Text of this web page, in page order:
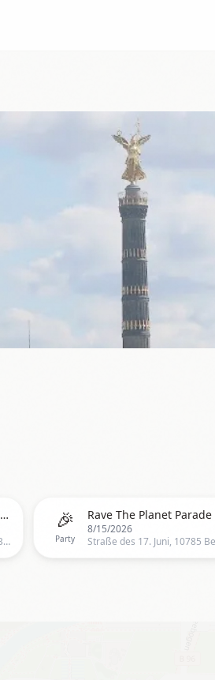
Rave the Planet Parade IMAGINE LOVE Volume Berlin Records & Microglobe
Straße des 17. Juni, Straße des 17. Juni, Berlin
🎉
Party
8/15/2026